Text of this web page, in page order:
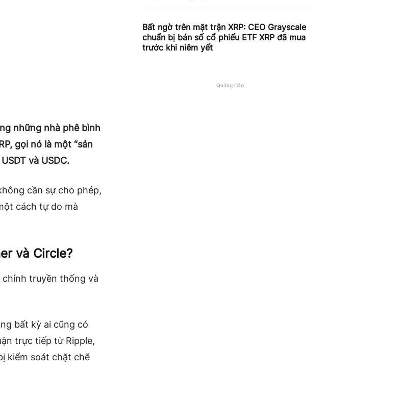
những nhà phê bình
gọi nó là một “sản
và USDC.
cần sự cho phép,
cách tự do mà
và Circle?
chính truyền thống và
bất kỳ ai cũng có
trực tiếp từ Ripple,
kiểm soát chặt chẽ
Bất ngờ trên mặt trận XRP: CEO Grayscale
chuẩn bị bán số cổ phiếu ETF XRP đã mua
trước khi niêm yết
Quảng Cáo